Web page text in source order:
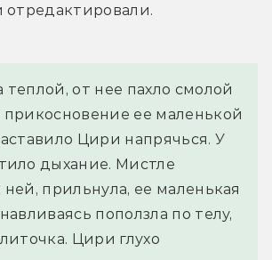
отредактировали.
от нее пахло смолой
ее маленькой
Цири напрячься. У
дыхание. Мистле
прильнула, ее маленькая
поползла по телу,
Цири глухо